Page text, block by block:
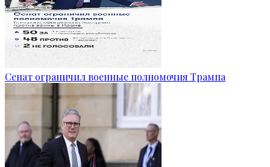
Сенат ограничил военные полномочия Трампа